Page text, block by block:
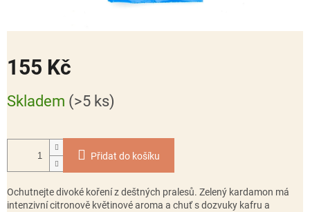
155 Kč
cena:
Skladem (>5 ks)
Přidat do košíku
Ochutnejte divoké koření z deštných pralesů. Zelený kardamon má
intenzivní citronově květinové aroma a chuť s dozvuky kafru a